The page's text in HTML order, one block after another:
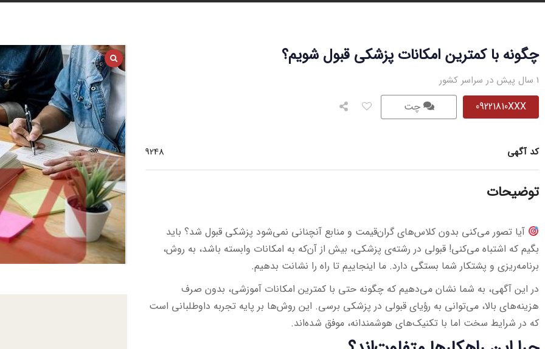
چگونه با کمترین امکانات پزشکی قبول شویم؟
1 سال پیش در سراسر کشور
09221810XXX چت
کد آگهی 9248
توضیحات
آیا تصور می‌کنی بدون کلاس‌های گران‌قیمت و منابع آنچنانی نمی‌شود پزشکی قبول شد؟ باید
بگیم که اشتباه می‌کنی! قبولی در رشته‌ی پزشکی، بیش از آن‌که به امکانات وابسته باشد، به روش،
برنامه‌ریزی و پشتکار شما بستگی دارد. ما اینجاییم تا راه را نشانت بدهیم.
در این آگهی، به شما نشان می‌دهیم که چگونه حتی با کمترین امکانات آموزشی، بدون صرف
هزینه‌های بالا، می‌توانی به رؤیای قبولی در پزشکی برسی. این روش‌ها بر پایه تجربه داوطلبانی است
که در شرایط سخت اما با تکنیک‌های هوشمندانه، موفق شده‌اند.